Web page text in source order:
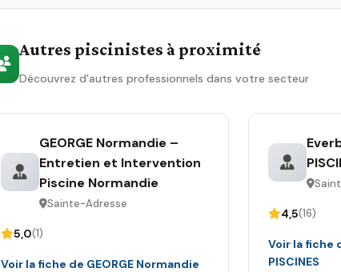
Autres piscinistes à proximité
Découvrez d'autres professionnels dans votre secteur
GEORGE Normandie –
Entretien et Intervention
Piscine Normandie
Sainte-Adresse
5,0(1)
Voir la fiche de GEORGE Normandie
4,5(16)
Voir la fiche
PISCINES